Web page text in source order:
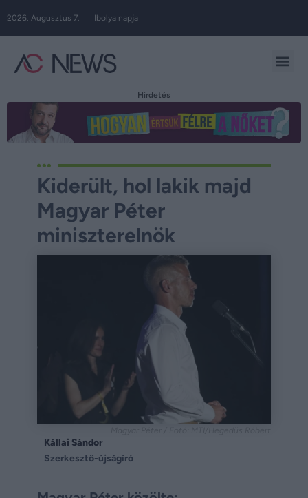
2026. Augusztus 7. | Ibolya napja
Hirdetés
Kiderült, hol lakik majd
Magyar Péter
miniszterelnök
Kállai Sándor
Szerkesztő-újságíró